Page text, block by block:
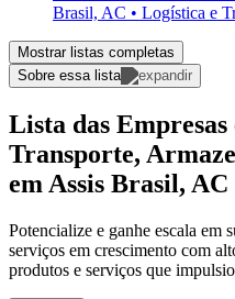
Brasil, AC • Logística e
Mostrar listas completas
Sobre essa lista
Lista das
Transporte,
em Assis Brasil, AC
Potencialize e ganhe escala em
serviços em crescimento com
produtos e serviços que